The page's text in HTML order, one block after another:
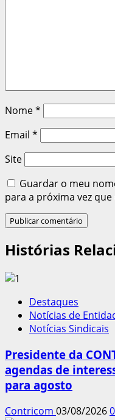
Nome*
Email *
Site
Guardar o meu
para a próxima vez
Histórias
Destaques
Notícias de
Notícias Sindicais
Presidente da
agendas de
para agosto
Contricom 03/08/20260